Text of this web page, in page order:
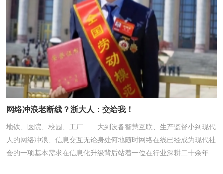
网络冲浪老断线？浙大人：交给我！
地铁、医院、校园、工厂……大到设备智慧互联、生产监督小到现代
人的网络冲浪、信息交互无论身处何地随时网络在线已经成为现代社
会的一项基本需求在信息化升级背后站着一位在行业深耕二十余年的